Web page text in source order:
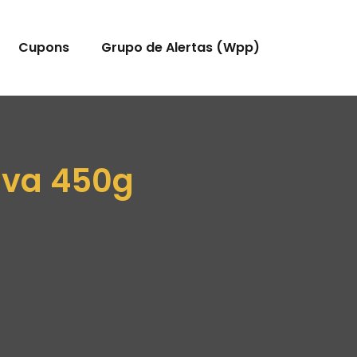
Cupons Grupo de Alertas (Wpp)
450g